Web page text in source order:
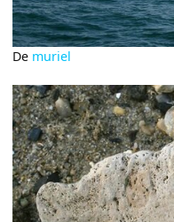
De muriel